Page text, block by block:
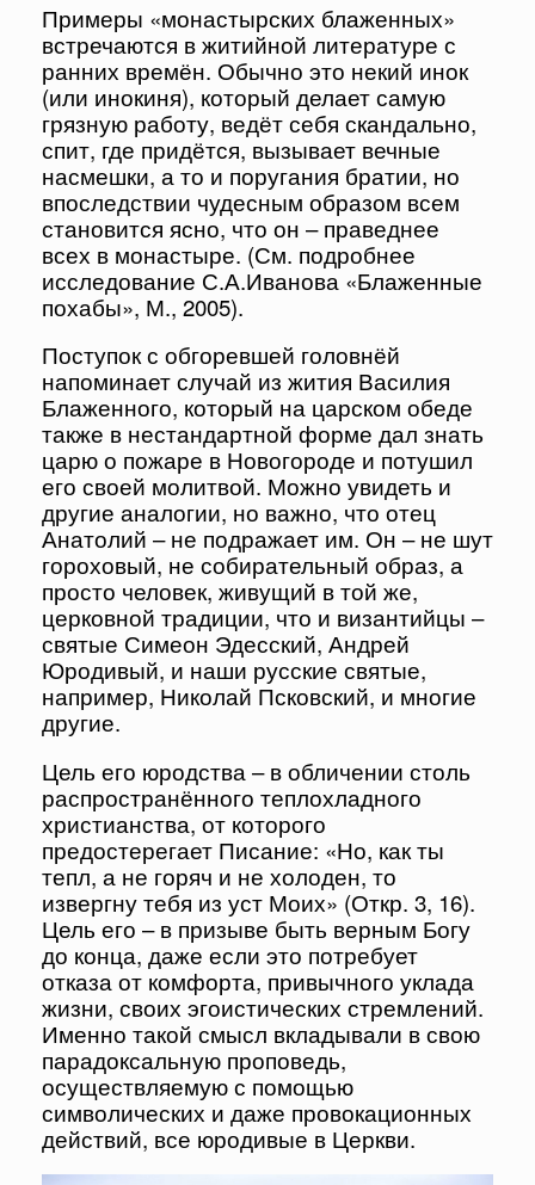
Примеры «монастырских блаженных»
встречаются в житийной литературе с
ранних времён. Обычно это некий инок
(или инокиня), который делает самую
грязную работу, ведёт себя скандально,
спит, где придётся, вызывает вечные
насмешки, а то и поругания братии, но
впоследствии чудесным образом всем
становится ясно, что он – праведнее
всех в монастыре. (См. подробнее
исследование С.А.Иванова «Блаженные
похабы», М., 2005).
Поступок с обгоревшей головнёй
напоминает случай из жития Василия
Блаженного, который на царском обеде
также в нестандартной форме дал знать
царю о пожаре в Новогороде и потушил
его своей молитвой. Можно увидеть и
другие аналогии, но важно, что отец
Анатолий – не подражает им. Он – не шут
гороховый, не собирательный образ, а
просто человек, живущий в той же,
церковной традиции, что и византийцы –
святые Симеон Эдесский, Андрей
Юродивый, и наши русские святые,
например, Николай Псковский, и многие
другие.
Цель его юродства – в обличении столь
распространённого теплохладного
христианства, от которого
предостерегает Писание: «Но, как ты
тепл, а не горяч и не холоден, то
извергну тебя из уст Моих» (Откр. 3, 16).
Цель его – в призыве быть верным Богу
до конца, даже если это потребует
отказа от комфорта, привычного уклада
жизни, своих эгоистических стремлений.
Именно такой смысл вкладывали в свою
парадоксальную проповедь,
осуществляемую с помощью
символических и даже провокационных
действий, все юродивые в Церкви.